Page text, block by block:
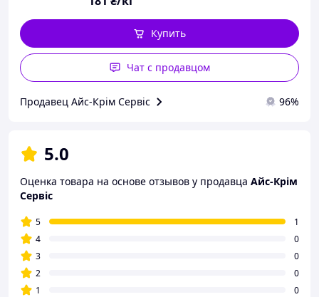
Купить
Чат с продавцом
Продавец Айс-Крім Сервіс 96%
5.0
Оценка товара на основе отзывов у продавца Айс-Крім
Сервіс
5
1
4
0
3
0
2
0
1
0